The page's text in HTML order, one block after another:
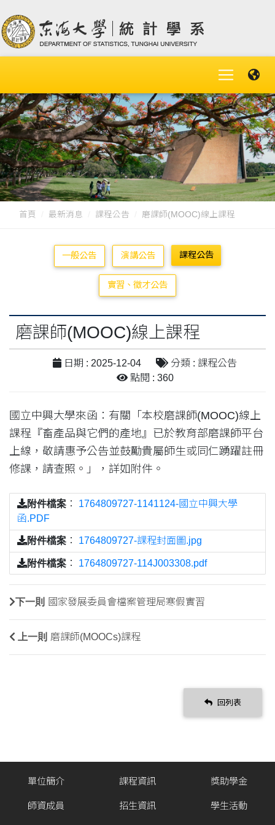
首頁 最新消息 課程公告 磨課師(MOOC)線上課程
一般公告 演講公告 課程公告
實習、徵才公告
磨課師(MOOC)線上課程
日期 : 2025-12-04
分類 : 課程公告
點閱 : 360
國立中興大學來函：有關「本校磨課師(MOOC)線上
課程『畜產品與它們的產地』已於教育部磨課師平台
上線，敬請惠予公告並鼓勵貴屬師生或同仁踴躍註冊
修課，請查照。」，詳如附件。
附件檔案 ： 1764809727-1141124-國立中興大學
函.PDF
附件檔案 ： 1764809727-課程封面圖.jpg
附件檔案 ： 1764809727-114J003308.pdf
下一則 國家發展委員會檔案管理局寒假實習
上一則 磨課師(MOOCs)課程
回列表
單位簡介
師資成員
課程資訊
招生資訊
獎助學金
學生活動